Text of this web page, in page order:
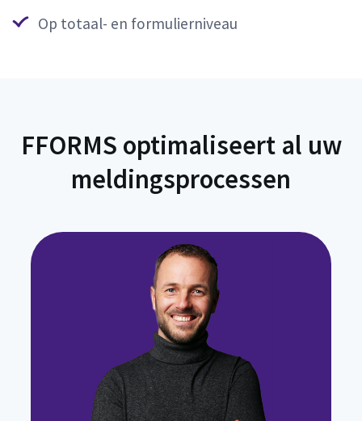
Op totaal- en formulierniveau
FFORMS optimaliseert al uw
meldingsprocessen